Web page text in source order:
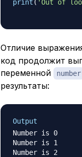
print ( 'Out of
Отличие
код продолжит
переменной
number
результаты:
Output
Number is 0
Number is 1
Number is 2